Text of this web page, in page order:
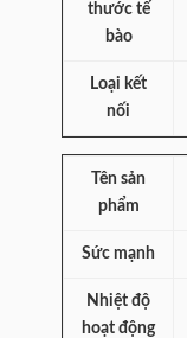
thước tế
bào
Loại kết
nối
Tên sản
phẩm
Sức mạnh
Nhiệt độ
hoạt động